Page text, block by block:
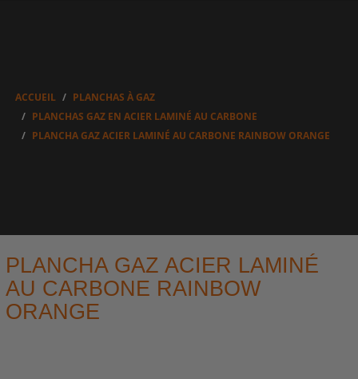
ACCUEIL
PLANCHAS À GAZ
PLANCHAS GAZ EN ACIER LAMINÉ AU CARBONE
PLANCHA GAZ ACIER LAMINÉ AU CARBONE RAINBOW ORANGE
PLANCHA GAZ ACIER LAMINÉ
AU CARBONE RAINBOW
ORANGE